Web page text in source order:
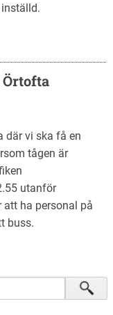
inställd.
där vi ska få en
tågen är
utanför
ha personal på
buss.